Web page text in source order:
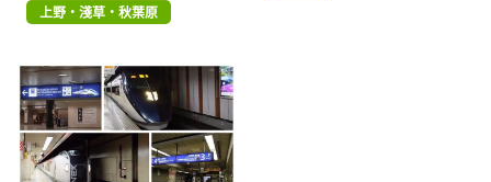
上野・淺草・秋葉原